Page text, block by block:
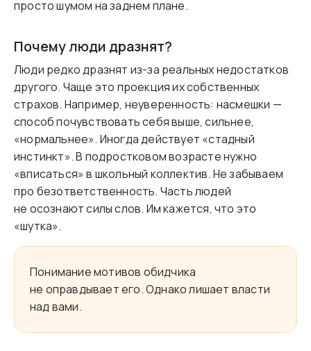
просто шумом на заднем плане.
Почему люди дразнят?
Люди редко дразнят из-за реальных недостатков
другого. Чаще это проекция их собственных
страхов. Например, неуверенность: насмешки —
способ почувствовать себя выше, сильнее,
«нормальнее». Иногда действует «стадный
инстинкт». В подростковом возрасте нужно
«вписаться» в школьный коллектив. Не забываем
про безответственность. Часть людей
не осознают силы слов. Им кажется, что это
«шутка».
Понимание мотивов обидчика
не оправдывает его. Однако лишает власти
над вами.